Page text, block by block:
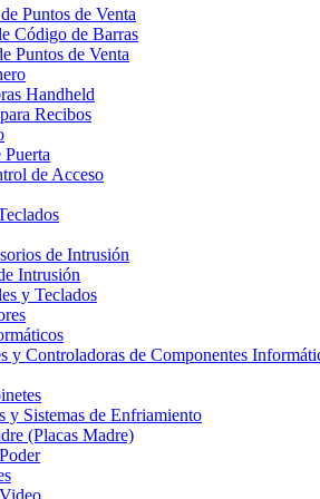
Puntos de Venta
Código de Barras
Puntos de Venta
Handheld
Recibos
Puerta
de Acceso
de Intrusión
Intrusión
y Teclados
y Controladoras de Componentes
y Sistemas de Enfriamiento
(Placas Madre)